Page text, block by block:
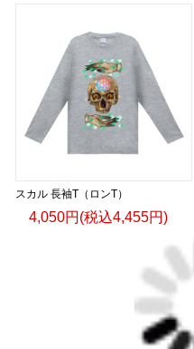
スカル 長袖T（ロンT）
4,050円(税込4,455円)